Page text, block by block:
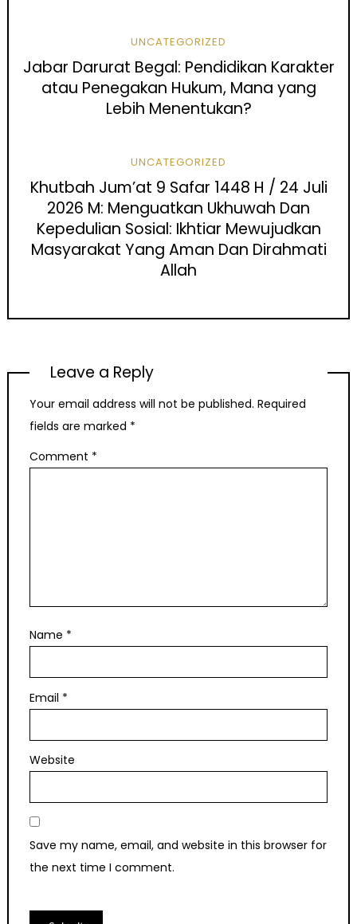
UNCATEGORIZED
Jabar Darurat Begal: Pendidikan Karakter
atau Penegakan Hukum, Mana yang
Lebih Menentukan?
UNCATEGORIZED
Khutbah Jum’at 9 Safar 1448 H / 24 Juli
2026 M: Menguatkan Ukhuwah Dan
Kepedulian Sosial: Ikhtiar Mewujudkan
Masyarakat Yang Aman Dan Dirahmati
Allah
Leave a Reply
Your email address will not be published. Required
fields are marked *
Comment *
Name *
Email *
Website
Save my name, email, and website in this browser for
the next time I comment.